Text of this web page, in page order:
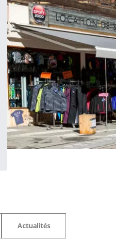
Actualités